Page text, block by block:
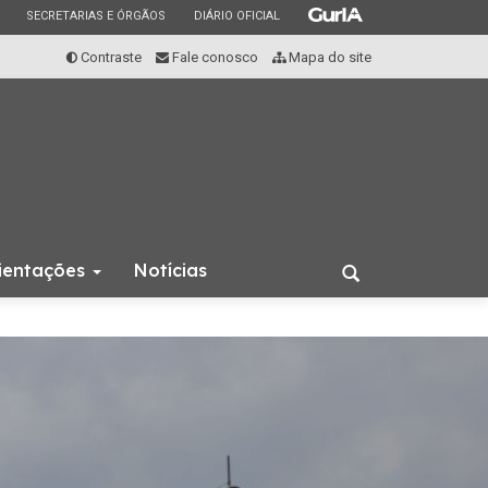
ESTADO
SECRETARIAS E ÓRGÃOS ESTADO
DIÁRIO OFICIAL ESTADO
Contraste Fale conosco Mapa do site
Abrir
a
Notícias